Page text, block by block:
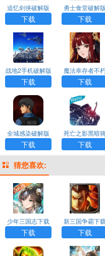
追忆剑侠破解版
最新版app下载
下载
勇士食堂破解版
内置修改器app
下载
战地2手机破解版
app下载
下载
魔法幸存者不
之路破解版app
下载
全城感染破解版
手机版app下载
下载
死亡之影黑暗
士破解版app下
载
下载
猜您喜欢:
少年三国志下载
下载
新三国争霸下
下载